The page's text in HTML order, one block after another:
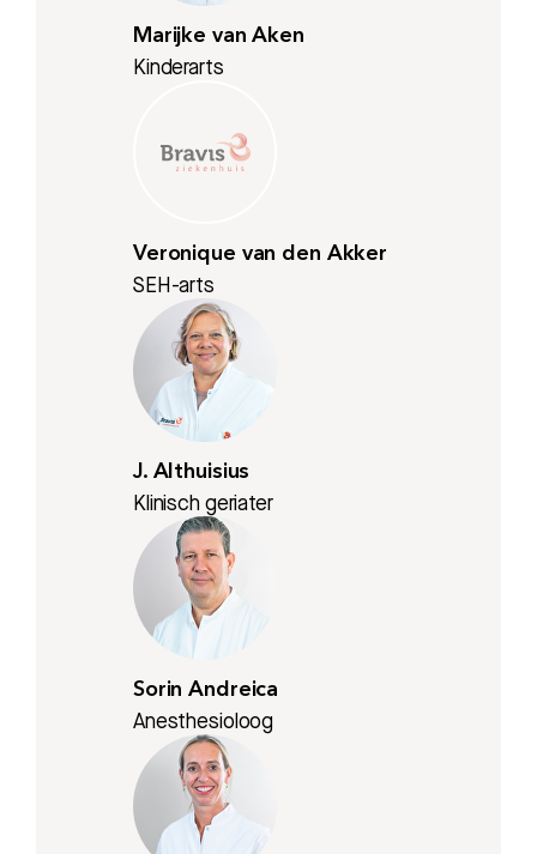
Marijke van Aken
Kinderarts
Veronique van den Akker
SEH-arts
J. Althuisius
Klinisch geriater
Sorin Andreica
Anesthesioloog